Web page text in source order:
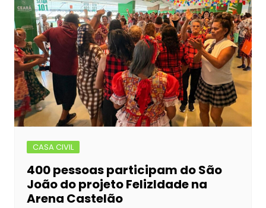
CASA CIVIL
400 pessoas participam do São
João do projeto FelizIdade na
Arena Castelão